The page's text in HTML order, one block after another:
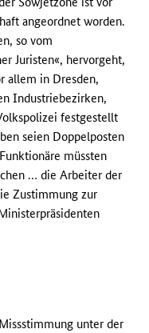
angeordnet worden.
so vom
Juristen«, hervorgeht,
allem in Dresden,
Industriebezirken,
festgestellt
seien Doppelposten
müssten
… die Arbeiter der
Zustimmung zur
unter der